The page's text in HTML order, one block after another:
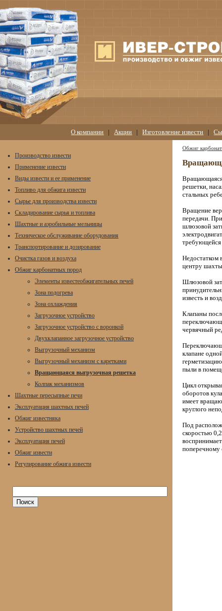
О компании |Акции |Изготовление извести |
Производство извести
Применение извести
Виды извести и ее применение
Топливо для обжига извести
Сырье для производства извести
Складирование сырья и топлива
Шахтные и аэробильные мельницы
Техническое обслуживание оборудования
Транспортирование и дозирование
Очистка газов и воздуха
Обжиг карбонатных пород
Элементы известеобжигательных печей
Зона подогрева
Зона охлаждения
Загрузочное устройство
Загрузочное устройство с воронкой
Двухклапанное загрузочное устройство
Выгрузочный механизм
Выгрузочный механизм с каретками
Вращающаяся выгрузочная решетка
Колпак механизмов
Шахтные пересыпные печи
Эксплуатация шахтных печей
Обжиг известняка
Устройство шахтных печей
Эксплуатация печей
Обжиг извести
Регулирование обжига извести
Обжиг
Вращающаяся
решетки,
стальных
Вращение
передачи.
шлюзовой
требующейся
Недостатком
центру
Шлюзовой
известь и
Клапаны
червячный
клапане
пыли в
Цикл
оборотов
имеет
круглого
Под
скоростью